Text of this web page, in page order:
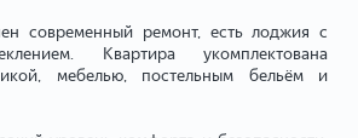
современный ремонт, есть лоджия с
Квартира укомплектована
мебелью, постельным бельём и